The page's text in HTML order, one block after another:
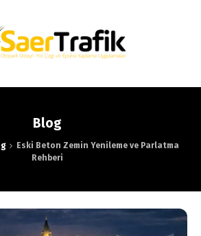
Blog
Eski Beton Zemin Yenileme ve Parlatma
Rehberi